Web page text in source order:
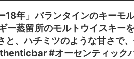
年」バランタインのキーモ
蒸留所のモルトウイスキー
、ハチミツのような甘さで
#オーセンティッ